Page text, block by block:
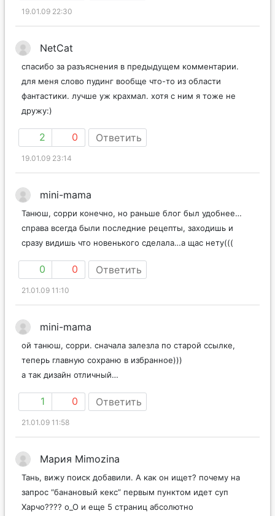
19.01.09 22:30
NetCat
спасибо за разъяснения в предыдущем комментарии.
для меня слово пудинг вообще что-то из области
фантастики. лучше уж крахмал. хотя с ним я тоже не
дружу:)
2 0 Ответить
19.01.09 23:14
mini-mama
Танюш, сорри конечно, но раньше блог был удобнее…
справа всегда были последние рецепты, заходишь и
сразу видишь что новенького сделала…а щас нету(((
0 0 Ответить
21.01.09 11:10
mini-mama
ой танюш, сорри. сначала залезла по старой ссылке,
теперь главную сохраню в избранное)))
а так дизайн отличный…
1 0 Ответить
21.01.09 11:58
Мария Mimozina
Тань, вижу поиск добавили. А как он ищет? почему на
запрос “банановый кекс” первым пунктом идет суп
Харчо???? о_О и еще 5 страниц абсолютно